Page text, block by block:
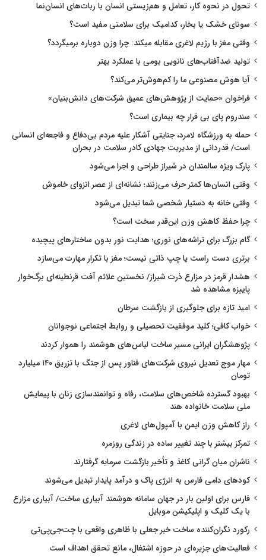
تحول در نحوه کار، تعامل و هم‌زیستی انسان با ربات‌های انسان‌نما
سونای خشک یا بخار، کدامیک برای سلامتی مفید است؟
وقتی مغز با رژیم لاغری مقابله میکند: چرا وزن دوباره برمیگردد؟
تولید ضدآفتاب‌های نانویی بومی با عملکرد بهتر
آیا هوش مصنوعی ما را کم‌هوش‌تر می‌کند؟
فراخوان «حمایت از پژوهش‌های عمیق شرکت‌های دانش‌بنیان»
سندروم پای بی قرار چه بیماری است؟
حمله به ورزشگاه لامرد، جنایتی آشکار علیه مردم بی‌دفاع و فاجعه‌ای انسانی
است/ قدردانی از مدیریت جهادی کادر سلامت در بحران
پارک ویژه سالمندان در شیراز طراحی و اجرا می‌شود
وقتی انسان‌ها کمتر حرف می‌زنند؛ نشانه‌ای از عصر انزوای خاموش
وقتی خانه به دستیار شخصی شما تبدیل می‌شود
چرا حفظ کاهش وزن این‌قدر سخت است؟
گام بزرگ برای تراشه‌های نوری؛ هدایت نور بدون ساختارهای پیچیده
برتری دست راست یا چپ ذاتی نیست؛ مغز با تکرار مهارت می‌سازد
هشدار قرمز در مزارع ذرت شیراز/ نخستین علائم آفت قرنطینه‌ای برگ‌خوار
پاییزه مشاهده شد
امید تازه برای جلوگیری از بازگشت سرطان
خواب کافی؛ کلید موفقیت تحصیلی و روابط اجتماعی نوجوانان
پژوهشگران ایرانی مسیر ساخت لباس‌های هوشمند را هموار کردند
مهار موج تعدیل نیروی شرکت‌های فناور پس از جنگ با تزریق ۱۴۰ میلیارد
تومان
بهبود گسترده شاخص‌های سلامت، رفاه و توانمندسازی زنان با پیمایش
ملی سلامت خانواده هند
راز کاهش وزن ایمن با آمپول‌های لاغری
تمرکز بیشتر با چند تغییر ساده در زندگی روزمره
ناشران میان گرانی کاغذ و تأخیر بازگشت سرمایه گرفتارند
کودهای دامی فارس به انرژی پاک و درآمد پایدار تبدیل می‌شوند
فارس برای اولین بار در جهان سامانه هوشمند آبیاری ساخت/ آبیاری مزارع
با یک کلیک و اپلیکیشن موبایل
رکورد نگران‌کننده ساخت خبر جعلی با ظاهری واقعی با چت‌جی‌پی‌تی
فعالیت‌های جزیره‌ای در حوزه اشتغال، مانع تحقق اهداف است